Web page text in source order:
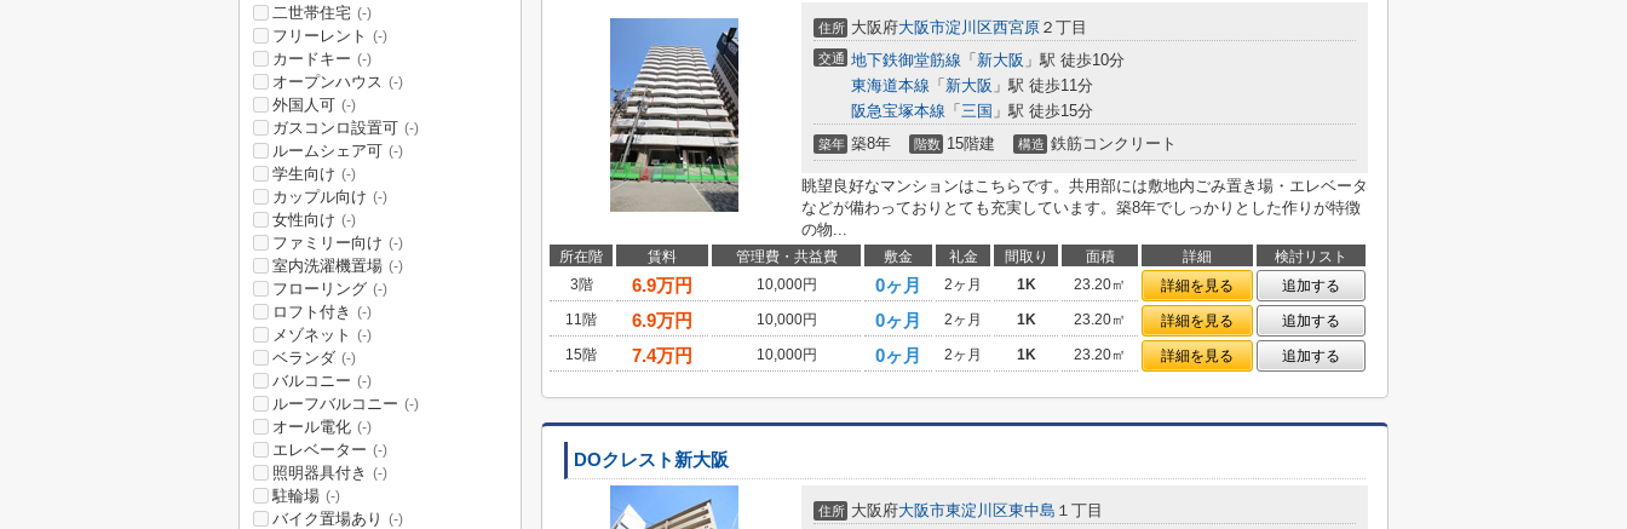
住所 大阪府大阪市淀川区西宮原 ２丁目
交通 地下鉄御堂筋線 「 新大阪 」駅 徒歩10分
東海道本線 「 新大阪 」駅 徒歩11分
阪急宝塚本線 「 三国 」駅 徒歩15分
築年 築8年 階数 15階建 構造 鉄筋コンクリート
眺望良好なマンションはこちらです。共用部には敷地内ごみ置き場・エレベータ
などが備わっておりとても充実しています。築8年でしっかりとした作りが特徴
の物...
所在階 賃料 管理費・共益費 敷金 礼金 間取り 面積 詳細
検討リスト
3階
6.9万円 10,000円 0ヶ月 2ヶ月 1K 23.20㎡ 詳細を見る
追加する
11階
6.9万円 10,000円 0ヶ月 2ヶ月 1K 23.20㎡ 詳細を見る
追加する
15階
7.4万円 10,000円 0ヶ月 2ヶ月 1K 23.20㎡ 詳細を見る 追加する
DOクレスト新大阪
住所 大阪府大阪市東淀川区東中島 １丁目
二世帯住宅 (-)
フリーレント (-)
カードキー (-)
オープンハウス (-)
外国人可 (-)
ガスコンロ設置可 (-)
ルームシェア可 (-)
学生向け (-)
カップル向け (-)
女性向け (-)
ファミリー向け (-)
室内洗濯機置場 (-)
フローリング (-)
ロフト付き (-)
メゾネット (-)
ベランダ (-)
バルコニー (-)
ルーフバルコニー (-)
オール電化 (-)
エレベーター (-)
照明器具付き (-)
駐輪場 (-)
バイク置場あり (-)